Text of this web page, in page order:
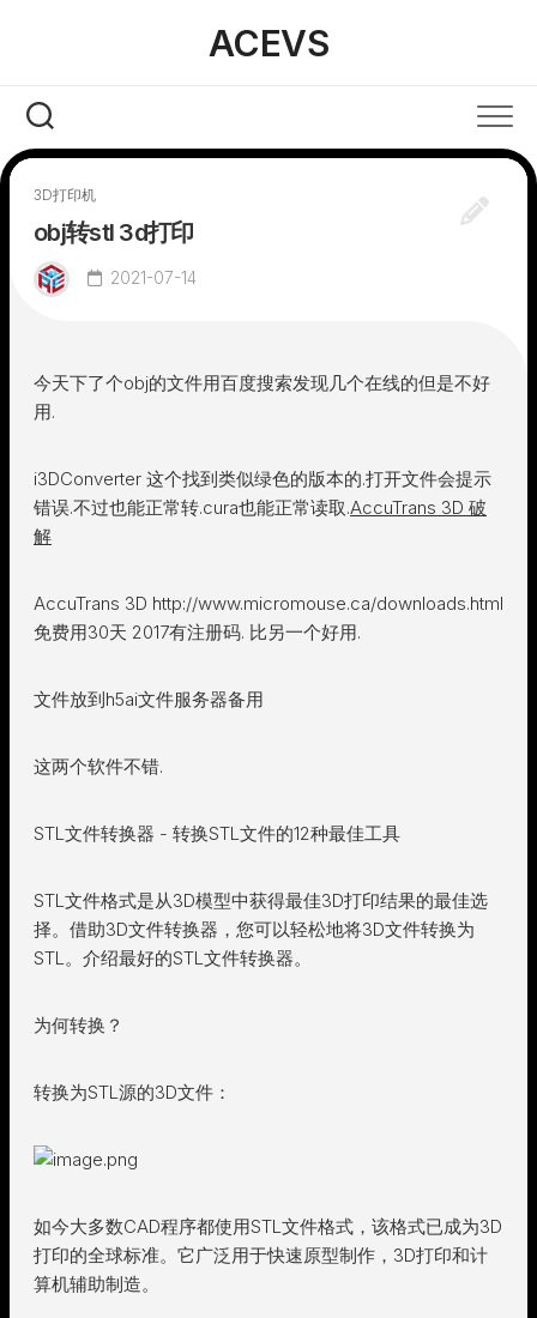
ACEVS
3D打印机
obj转stl 3d打印
2021-07-14
今天下了个obj的文件用百度搜索发现几个在线的但是不好
用.
i3DConverter 这个找到类似绿色的版本的.打开文件会提示
错误.不过也能正常转.cura也能正常读取.AccuTrans 3D 破
解
AccuTrans 3D http://www.micromouse.ca/downloads.html
免费用30天 2017有注册码. 比另一个好用.
文件放到h5ai文件服务器备用
这两个软件不错.
STL文件转换器 - 转换STL文件的12种最佳工具
STL文件格式是从3D模型中获得最佳3D打印结果的最佳选
择。借助3D文件转换器，您可以轻松地将3D文件转换为
STL。介绍最好的STL文件转换器。
为何转换？
转换为STL源的3D文件：
如今大多数CAD程序都使用STL文件格式，该格式已成为3D
打印的全球标准。它广泛用于快速原型制作，3D打印和计
算机辅助制造。